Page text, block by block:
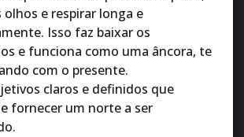
olhos e respirar longa e
Isso faz baixar os
e funciona como uma âncora, te
com o presente.
claros e definidos que
fornecer um norte a ser